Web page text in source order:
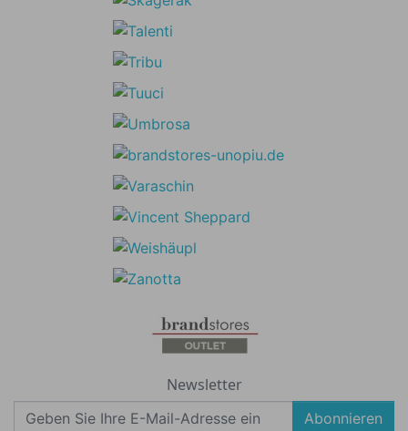
Newsletter
Abonnieren